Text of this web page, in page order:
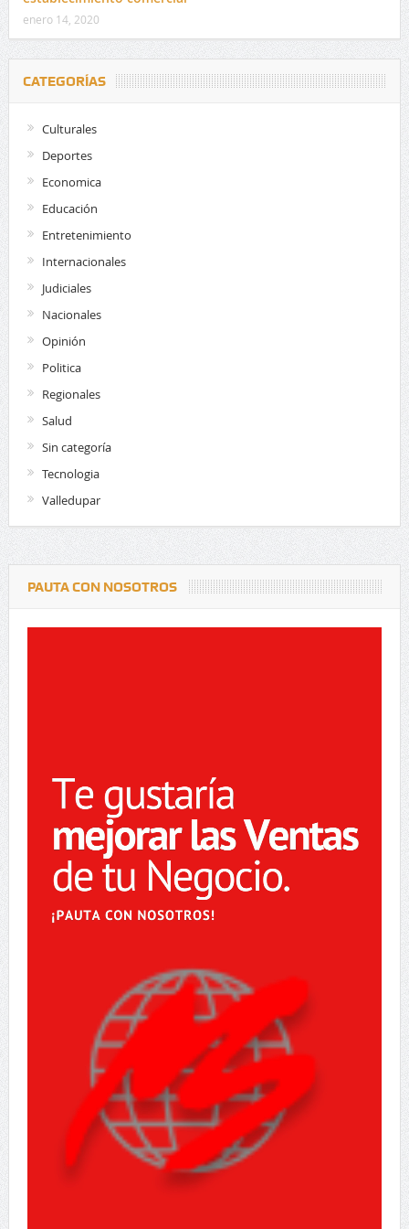
enero 14, 2020
CATEGORÍAS
Culturales
Deportes
Economica
Educación
Entretenimiento
Internacionales
Judiciales
Nacionales
Opinión
Politica
Regionales
Salud
Sin categoría
Tecnologia
Valledupar
PAUTA CON NOSOTROS